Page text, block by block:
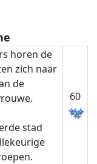
horen de
zich naar
de
stad
60